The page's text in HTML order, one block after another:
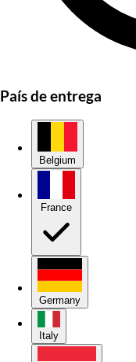
País de entrega
Belgium
Germany
Italy